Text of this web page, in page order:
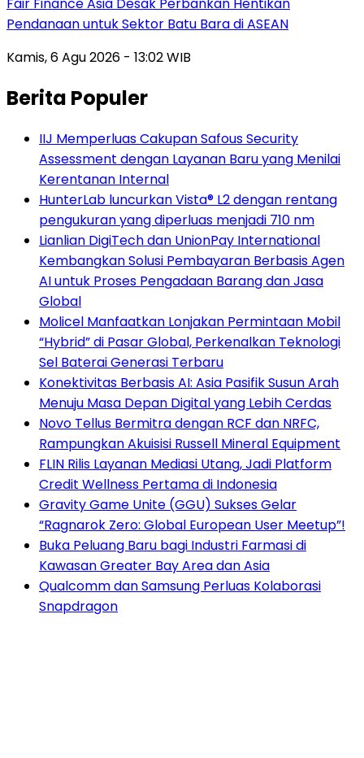
Fair Finance Asia Desak Perbankan Hentikan
Pendanaan untuk Sektor Batu Bara di ASEAN
Kamis, 6 Agu 2026 - 13:02 WIB
Berita Populer
IIJ Memperluas Cakupan Safous Security
Assessment dengan Layanan Baru yang Menilai
Kerentanan Internal
HunterLab luncurkan Vista® L2 dengan rentang
pengukuran yang diperluas menjadi 710 nm
Lianlian DigiTech dan UnionPay International
Kembangkan Solusi Pembayaran Berbasis Agen
AI untuk Proses Pengadaan Barang dan Jasa
Global
Molicel Manfaatkan Lonjakan Permintaan Mobil
“Hybrid” di Pasar Global, Perkenalkan Teknologi
Sel Baterai Generasi Terbaru
Konektivitas Berbasis AI: Asia Pasifik Susun Arah
Menuju Masa Depan Digital yang Lebih Cerdas
Novo Tellus Bermitra dengan RCF dan NRFC,
Rampungkan Akuisisi Russell Mineral Equipment
FLIN Rilis Layanan Mediasi Utang, Jadi Platform
Credit Wellness Pertama di Indonesia
Gravity Game Unite (GGU) Sukses Gelar
“Ragnarok Zero: Global European User Meetup”!
Buka Peluang Baru bagi Industri Farmasi di
Kawasan Greater Bay Area dan Asia
Qualcomm dan Samsung Perluas Kolaborasi
Snapdragon